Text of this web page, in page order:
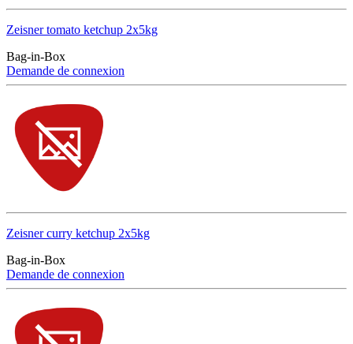
Zeisner tomato ketchup 2x5kg
Bag-in-Box
Demande de connexion
Zeisner curry ketchup 2x5kg
Bag-in-Box
Demande de connexion